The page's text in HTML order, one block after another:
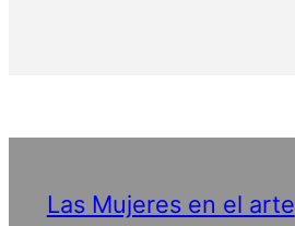
Las Mujeres en el arte